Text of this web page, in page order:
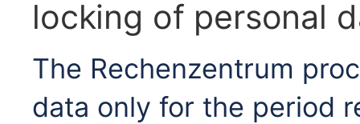
locking of personal
The Rechenzentrum
data only for the period